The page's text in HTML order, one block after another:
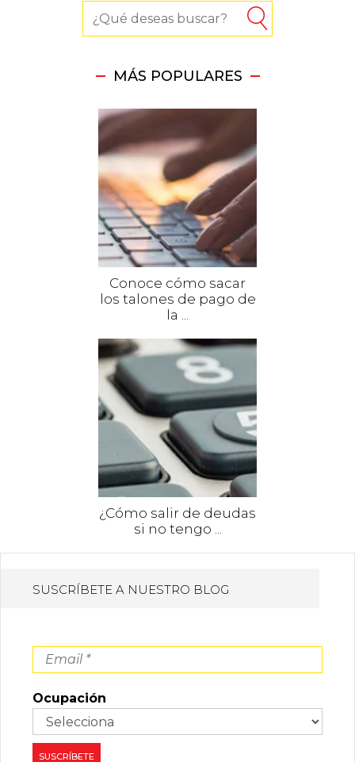
MÁS POPULARES
Conoce cómo sacar
los talones de pago de
la ...
¿Cómo salir de deudas
si no tengo ...
SUSCRÍBETE A NUESTRO BLOG
Ocupación